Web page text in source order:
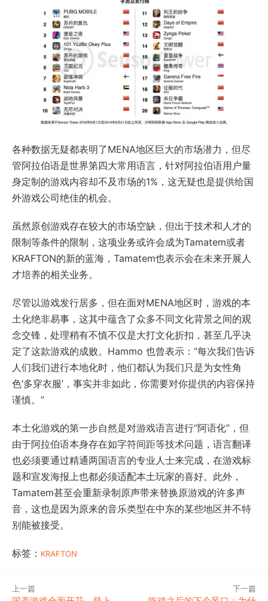
管阿拉伯语是世界第四大常用语言，针对阿拉伯语用户量
身定制的游戏内容却不及市场的1%，这无疑也是提供给国
外游戏公司绝佳的机会。
限制等条件的限制，这项业务或许会成为Tamatem或者
KRAFTON的新的蓝海，Tamatem也表示会在未来开展人
才培养的相关业务。
土化绝非易事，这其中蕴含了众多不同文化背景之间的观
念交锋，处理稍有不慎不仅是大打文化折扣，甚至几乎决
定了这款游戏的成败。Hammo 也曾表示：“每次我们告诉
人们我们进行本地化时，他们都认为我们只是为女性角
色‘多穿衣服’，事实并非如此，你需要对你提供的内容保持
谨慎。”
由于阿拉伯语本身存在如字符间距等技术问题，语言翻译
也必须要通过精通两国语言的专业人士来完成，在游戏标
题和宣发海报上也都必须适配本土玩家的喜好。此外，
Tamatem甚至会重新录制原声带来替换原游戏的许多声
音，这也是因为原来的音乐类型在中东的某些地区并不特
别能被接受。
国产游戏全面开花，登上
吃鸡之后的下个风口：为什